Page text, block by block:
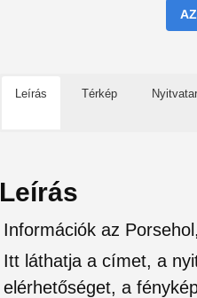
Leírás Térkép
Leírás
Információk az
Itt láthatja a címet, a
elérhetőséget, a